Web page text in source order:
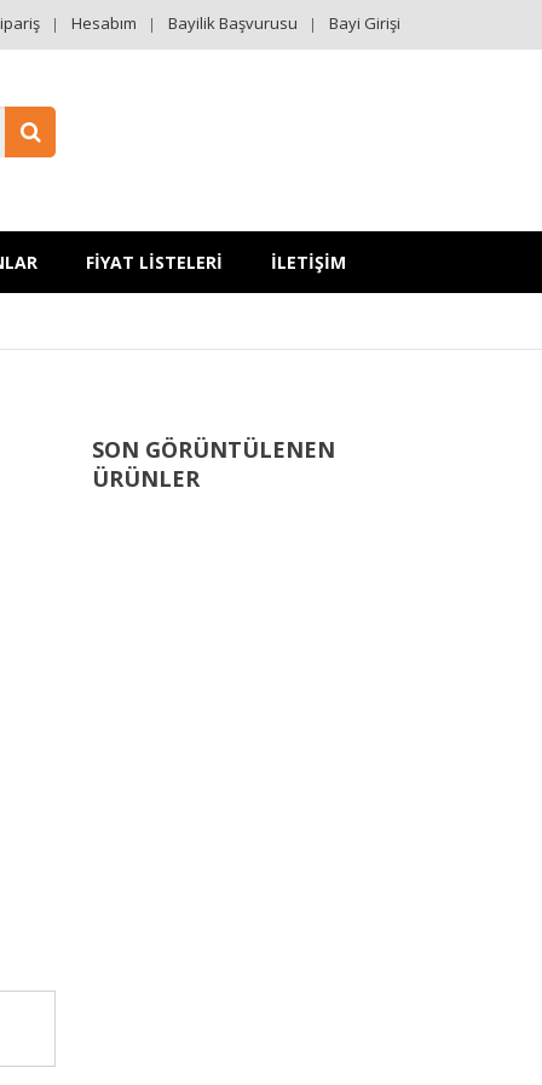
Hesabım Bayilik Başvurusu Bayi Girişi
FİYAT LİSTELERİ İLETİŞİM
SON GÖRÜNTÜLENEN
ÜRÜNLER